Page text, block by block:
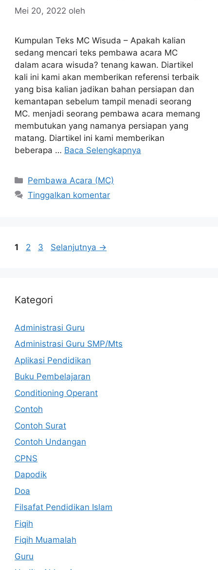
Mei 20, 2022 oleh
Kumpulan Teks MC Wisuda – Apakah kalian
sedang mencari teks pembawa acara MC
dalam acara wisuda? tenang kawan. Diartikel
kali ini kami akan memberikan referensi terbaik
yang bisa kalian jadikan bahan persiapan dan
kemantapan sebelum tampil menadi seorang
MC. menjadi seorang pembawa acara memang
membutukan yang namanya persiapan yang
matang. Diartikel ini kami memberikan
beberapa … Baca Selengkapnya
Kategori
Pembawa Acara (MC)
Tinggalkan komentar
Halaman
1 Halaman
2 Halaman
3 Selanjutnya →
Kategori
Administrasi Guru
Administrasi Guru SMP/Mts
Aplikasi Pendidikan
Buku Pembelajaran
Conditioning Operant
Contoh
Contoh Surat
Contoh Undangan
CPNS
Dapodik
Doa
Filsafat Pendidikan Islam
Fiqih
Fiqih Muamalah
Guru